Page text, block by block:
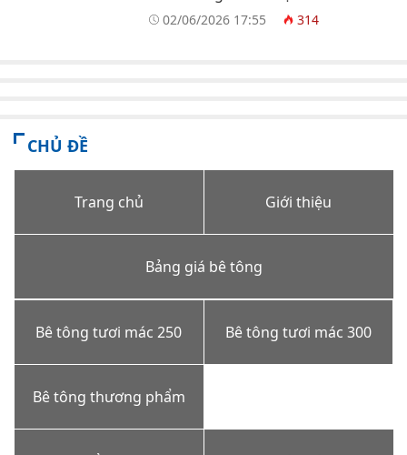
02/06/2026 17:55 314
CHỦ ĐỀ
Trang chủ Giới thiệu
Bảng giá bê tông
Bê tông tươi mác 250 Bê tông tươi mác 300
Bê tông thương phẩm